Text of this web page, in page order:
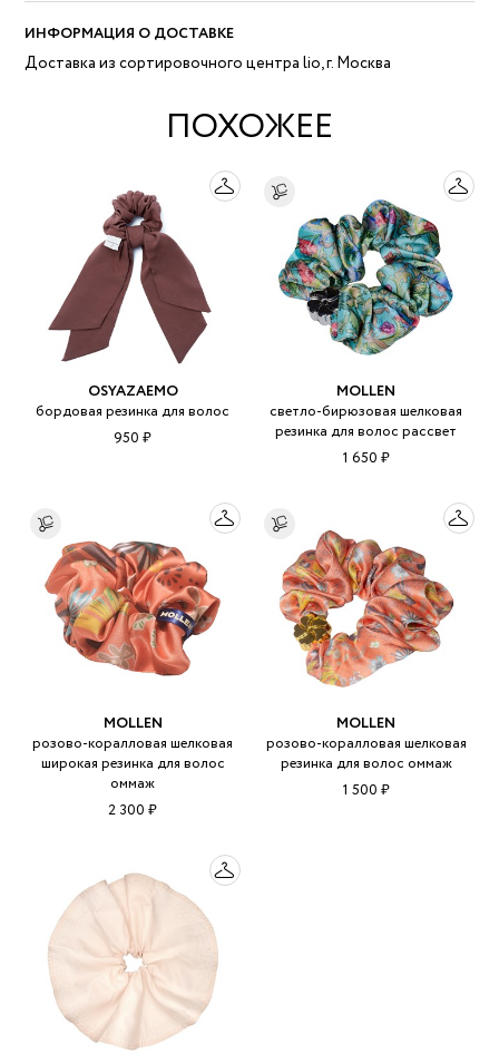
ИНФОРМАЦИЯ О ДОСТАВКЕ
Доставка из сортировочного центра lio, г. Москва
ПОХОЖЕЕ
OSYAZAEMO
бордовая резинка для волос
950 ₽
MOLLEN
светло-бирюзовая шелковая
резинка для волос рассвет
1 650 ₽
MOLLEN
розово-коралловая шелковая
широкая резинка для волос
оммаж
2 300 ₽
MOLLEN
розово-коралловая шелковая
резинка для волос оммаж
1 500 ₽